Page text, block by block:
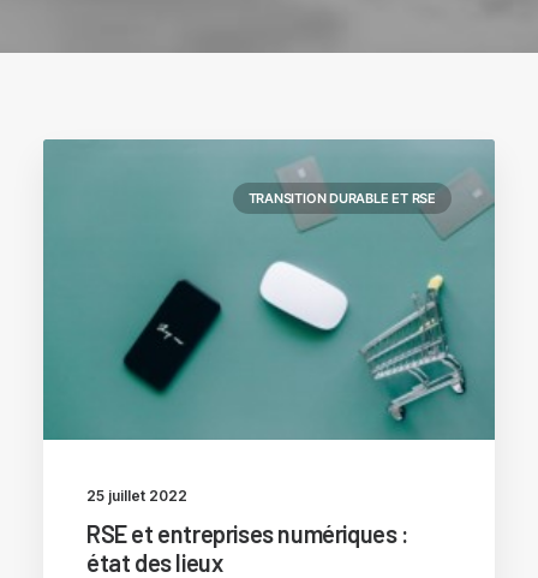
TRANSITION DURABLE ET RSE
25 juillet 2022
RSE et entreprises numériques :
état des lieux